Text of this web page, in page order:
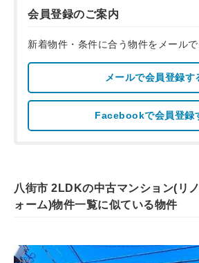
会員登録のご案内
新着物件・条件に合う物件をメールで
メールで会員登録す
Facebookで会員登録
八街市 2LDKの中古マンション(リ
ォーム)物件一覧に似ている物件